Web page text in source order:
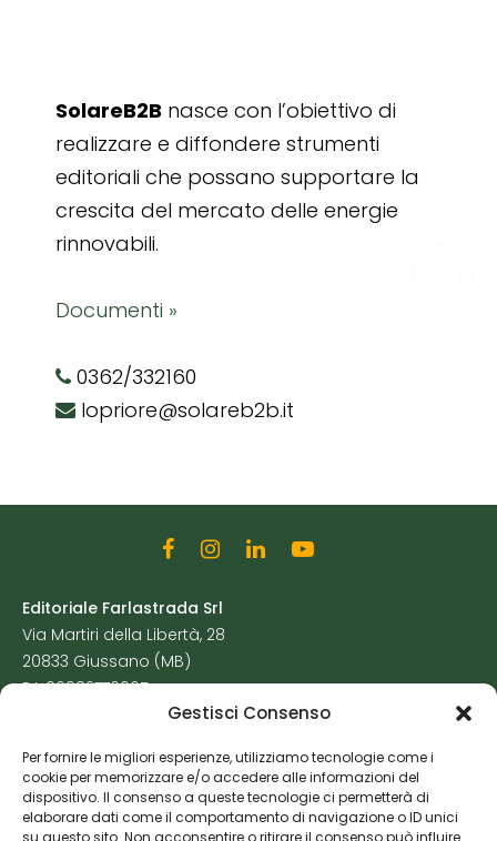
Gestisci Consenso
Per fornire le migliori esperienze, utilizziamo tecnologie come i
cookie per memorizzare e/o accedere alle informazioni del
dispositivo. Il consenso a queste tecnologie ci permetterà di
elaborare dati come il comportamento di navigazione o ID unici
su questo sito. Non acconsentire o ritirare il consenso può influire
SolareB2B nasce con l’obiettivo di
realizzare e diffondere strumenti
editoriali che possano supportare la
crescita del mercato delle energie
rinnovabili.
Documenti »
0362/332160
lopriore@solareb2b.it
Editoriale Farlastrada Srl
Via Martiri della Libertà, 28
20833 Giussano (MB)
P.I. 06982770965
Cookie Policy
Risorse Aggiuntive